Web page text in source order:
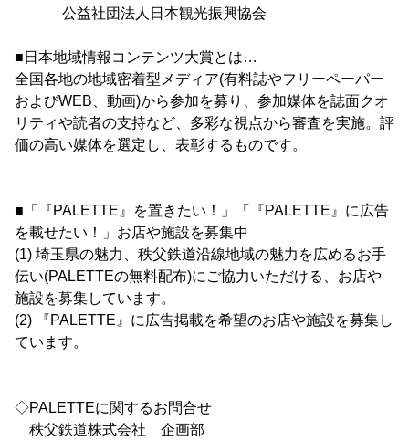
公益社団法人日本観光振興協会
■日本地域情報コンテンツ大賞とは…
全国各地の地域密着型メディア(有料誌やフリーペーパー
およびWEB、動画)から参加を募り、参加媒体を誌面クオ
リティや読者の支持など、多彩な視点から審査を実施。評
価の高い媒体を選定し、表彰するものです。
■「『PALETTE』を置きたい！」「『PALETTE』に広告
を載せたい！」お店や施設を募集中
(1) 埼玉県の魅力、秩父鉄道沿線地域の魅力を広めるお手
伝い(PALETTEの無料配布)にご協力いただける、お店や
施設を募集しています。
(2) 『PALETTE』に広告掲載を希望のお店や施設を募集し
ています。
◇PALETTEに関するお問合せ
秩父鉄道株式会社 企画部